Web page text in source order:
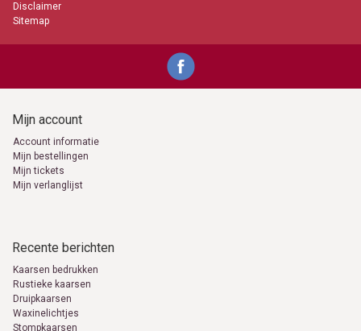
Disclaimer
Sitemap
Mijn account
Account informatie
Mijn bestellingen
Mijn tickets
Mijn verlanglijst
Recente berichten
Kaarsen bedrukken
Rustieke kaarsen
Druipkaarsen
Waxinelichtjes
Stompkaarsen